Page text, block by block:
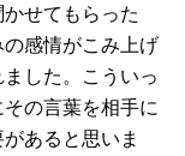
せてもらった
感情がこみ上げ
した。こういっ
の言葉を相手に
あると思いま